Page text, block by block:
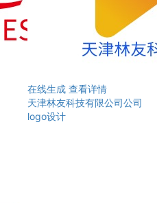
在线生成 查看详情
天津林友科技有限公司公司
logo设计